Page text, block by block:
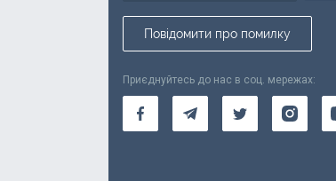
Повідомити про помилку
Приєднуйтесь до нас в соц. мережах: